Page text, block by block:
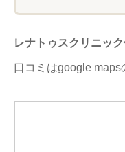
レナトゥスクリニッ
口コミはgoogle maps